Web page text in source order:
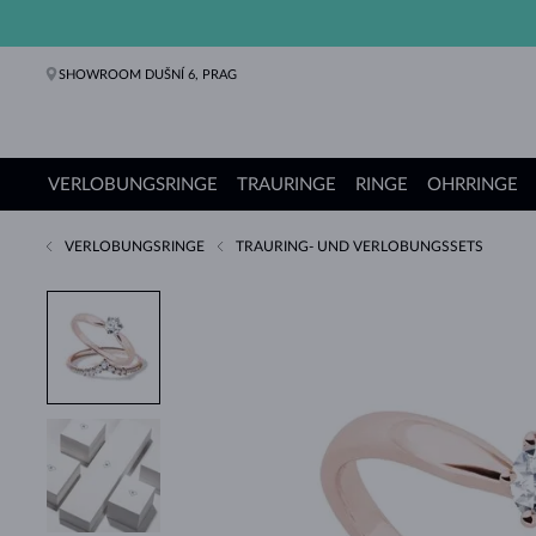
SHOWROOM DUŠNÍ 6, PRAG
VERLOBUNGSRINGE
Verlobungsringe
TRAURINGE
Trauringe
RINGE
Ringe
OHRRINGE
Ohrringe
Ketten
Armbänder
Perlen
Schmuck
Geschenke
KLENOTA Kollektionen
VERLOBUNGSRINGE TRAURING- UND VERLOBUNGSSETS